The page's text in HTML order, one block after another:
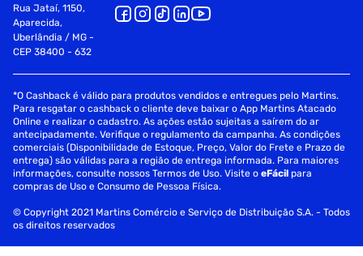
Rua Jataí, 1150,
Aparecida,
Uberlândia / MG -
CEP 38400 - 632
*O Cashback é válido para produtos vendidos e entregues pelo Martins.
Para resgatar o cashback o cliente deve baixar o App Martins Atacado
Online e realizar o cadastro. As ações estão sujeitas a saírem do ar
antecipadamente. Verifique o regulamento da campanha. As condições
comerciais (Disponibilidade de Estoque, Preço, Valor do Frete e Prazo de
entrega) são válidas para a região de entrega informada. Para maiores
informações, consulte nossos Termos de Uso. Visite oeFácil para
compras de Uso e Consumo de Pessoa Física.
© Copyright 2021 Martins Comércio e Serviço de Distribuição S.A. - Todos
os direitos reservados